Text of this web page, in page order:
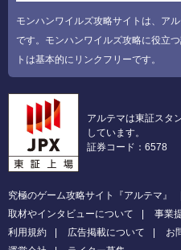
モンハンワイルズ攻略サイトは、ア
です。モンハンワイルズ攻略に役立
トは基本的にリンクフリーです。
アルテマは東証スタ
しています。
証券コード：6578
究極のゲーム攻略サイト『アルテマ』
取材やインタビューについて
事業
利用規約
広告掲載について お